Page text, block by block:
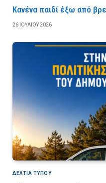
Κανένα παιδί έξω από
26 ΙΟΥΛΊΟΥ 2026
ΔΕΛΤΙΑ ΤΥΠΟΥ